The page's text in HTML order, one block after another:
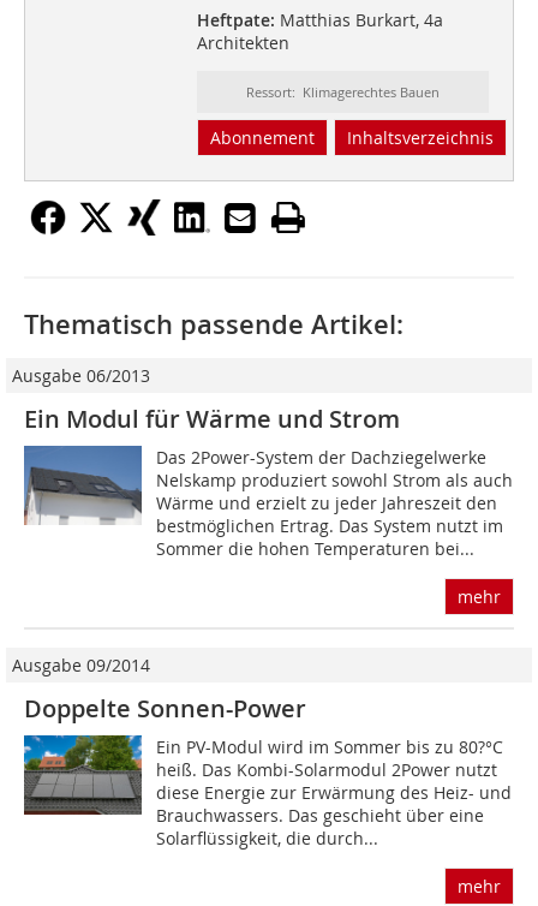
Heftpate: Matthias Burkart, 4a
Architekten
Ressort: Klimagerechtes Bauen
Abonnement Inhaltsverzeichnis
Thematisch passende Artikel:
Ausgabe 06/2013
Ein Modul für Wärme und Strom
Das 2Power-System der Dachziegelwerke
Nelskamp produziert sowohl Strom als auch
Wärme und erzielt zu jeder Jahreszeit den
bestmöglichen Ertrag. Das System nutzt im
Sommer die hohen Temperaturen bei...
mehr
Ausgabe 09/2014
Doppelte Sonnen-Power
Ein PV-Modul wird im Sommer bis zu 80?°C
heiß. Das Kombi-Solarmodul 2Power nutzt
diese Energie zur Erwärmung des Heiz- und
Brauchwassers. Das geschieht über eine
Solarflüssigkeit, die durch...
mehr